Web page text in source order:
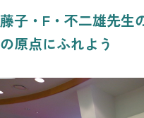
藤子・F・不二雄先生
の原点にふれよう